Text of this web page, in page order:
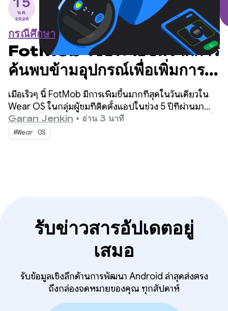
พ.ค.
2026
กรณีศึกษา
FotMob ใช้ประโยชน์จากการ
ค้นพบข้ามอุปกรณ์เพื่อเพิ่มการ
ใช้งาน Wear OS ให้สูงสุดได้
อย่างไร
เมื่อเร็วๆ นี้ FotMob มีการเพิ่มขึ้นมากที่สุดในวันเดียวใน
Wear OS ในกลุ่มผู้ชมที่ติดตั้งแอปในช่วง 5 ปีที่ผ่านมา
โดยเพิ่มขึ้น 2-3 เท่าของค่าเฉลี่ยรายวัน เคล็ดลับคืออะไร ขั้น
ตอนการติดตั้งข้ามอุปกรณ์ที่เรียบง่ายซึ่งช่วยให้ผู้ใช้ค้นพบ
แอป Wear OS ได้โดยตรงจากโทรศัพท์
Garan Jenkin • อ่าน 3 นาที
#Wear OS
รับข่าวสารอัปเดตอยู่
เสมอ
รับข้อมูลเชิงลึกด้านการพัฒนา Android ล่าสุดส่งตรง
ถึงกล่องจดหมายของคุณ ทุกสัปดาห์